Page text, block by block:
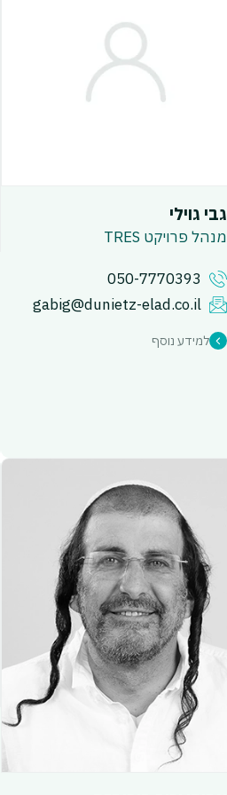
גבי גוילי
מנהל פרויקט TRES
050-7770393
gabig@dunietz-elad.co.il
למידע נוסף